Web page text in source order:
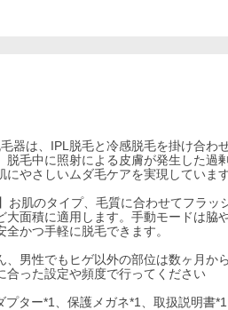
器は、IPL脱毛と冷感脱毛を掛け合
毛中に照射による皮膚が発生した
やさしいムダ毛ケアを実現しています
お肌のタイプ、毛質に合わせてフラ
大面積に適用します。手動モードは
かつ手軽に脱毛できます。
、男性でもヒゲ以外の部位は数ヶ月
合った設定や頻度で行ってください
プター*1、保護メガネ*1、取扱説明書*1